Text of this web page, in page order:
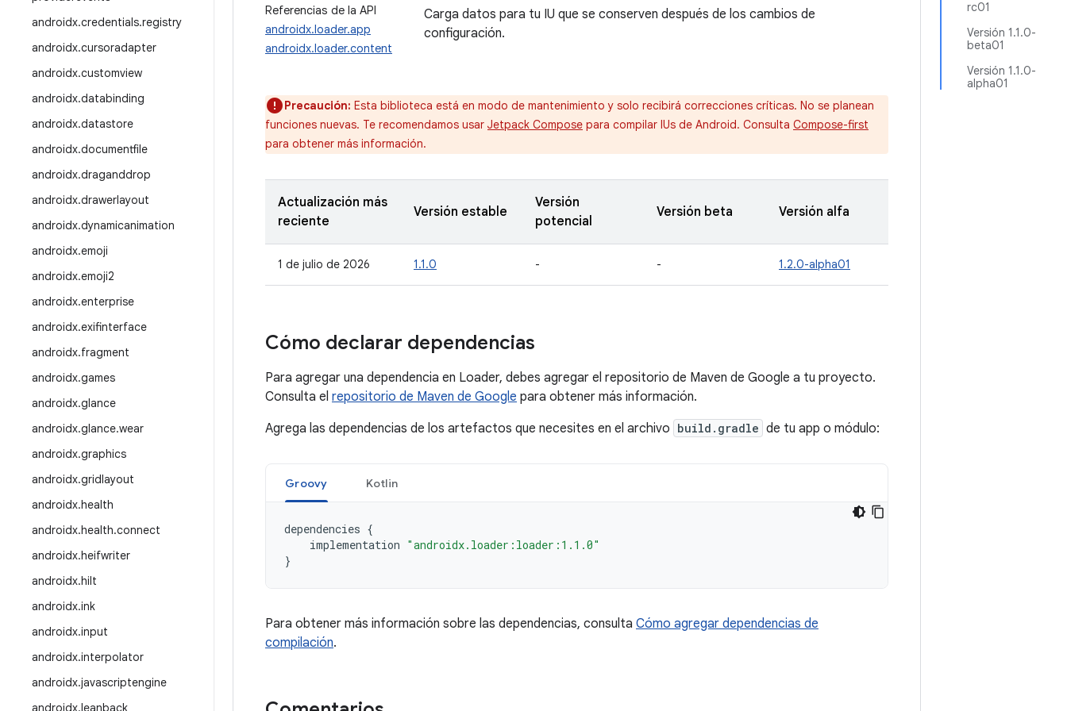
androidx.credentials.registry
androidx.cursoradapter
androidx.customview
androidx.databinding
androidx.datastore
androidx.documentfile
androidx.draganddrop
androidx.drawerlayout
androidx.dynamicanimation
androidx.emoji
androidx.emoji2
androidx.enterprise
androidx.exifinterface
androidx.fragment
androidx.games
androidx.glance
androidx.glance.wear
androidx.graphics
androidx.gridlayout
androidx.health
androidx.health.connect
androidx.heifwriter
androidx.hilt
androidx.ink
androidx.input
androidx.interpolator
androidx.javascriptengine
androidx.leanback
rc01
Versión 1.1.0-
beta01
Versión 1.1.0-
alpha01
Referencias de la API
androidx.loader.app
androidx.loader.content
Carga datos para tu IU que se conserven después de los cambios de
configuración.
Precaución: Esta biblioteca está en modo de mantenimiento y solo recibirá correcciones críticas. No se planean
funciones nuevas. Te recomendamos usar Jetpack Compose para compilar IUs de Android. Consulta Compose-first
para obtener más información.
Actualización más
reciente
Versión estable
Versión
potencial
Versión beta Versión alfa
1 de julio de 2026 1.1.0 - - 1.2.0-alpha01
Cómo declarar dependencias
Para agregar una dependencia en Loader, debes agregar el repositorio de Maven de Google a tu proyecto.
Consulta el repositorio de Maven de Google para obtener más información.
Agrega las dependencias de los artefactos que necesites en el archivo build.gradle de tu app o módulo:
Groovy Kotlin
dependencies {
implementation "androidx.loader:loader:1.1.0"
}
Para obtener más información sobre las dependencias, consulta Cómo agregar dependencias de
compilación.